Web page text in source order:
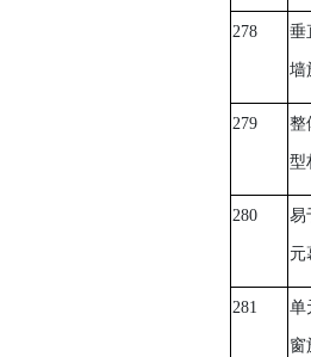
278 垂
墙
279 整
型
280 易
元
281 单
窗